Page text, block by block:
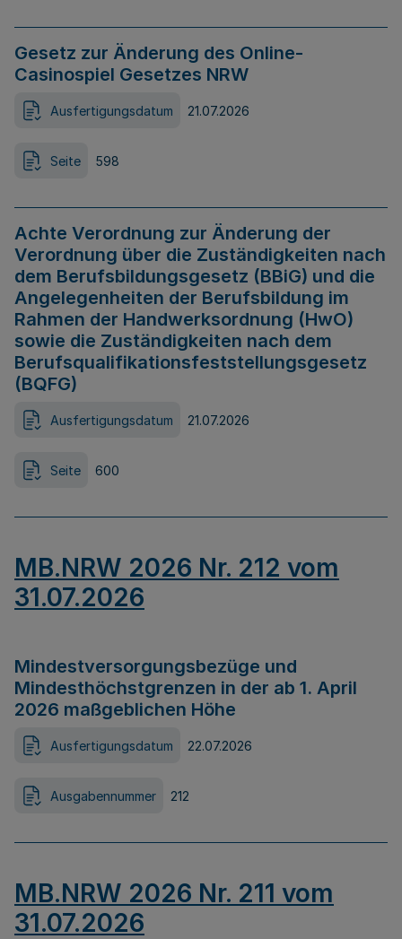
Gesetz zur Änderung des Online-
Casinospiel Gesetzes NRW
Ausfertigungsdatum 21.07.2026
Seite 598
Achte Verordnung zur Änderung der
Verordnung über die Zuständigkeiten nach
dem Berufsbildungsgesetz (BBiG) und die
Angelegenheiten der Berufsbildung im
Rahmen der Handwerksordnung (HwO)
sowie die Zuständigkeiten nach dem
Berufsqualifikationsfeststellungsgesetz
(BQFG)
Ausfertigungsdatum 21.07.2026
Seite 600
MB.NRW 2026 Nr. 212 vom
31.07.2026
Mindestversorgungsbezüge und
Mindesthöchstgrenzen in der ab 1. April
2026 maßgeblichen Höhe
Ausfertigungsdatum 22.07.2026
Ausgabennummer 212
MB.NRW 2026 Nr. 211 vom
31.07.2026